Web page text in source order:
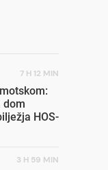
7 H 12 MIN
dom
HOS-
3 H 59 MIN